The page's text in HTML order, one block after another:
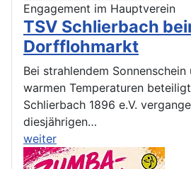
Engagement im Hauptverein
TSV Schlierbach
Dorfflohmarkt
Bei strahlendem
warmen Temperaturen
Schlierbach 1896 e.V.
diesjährigen…
weiter